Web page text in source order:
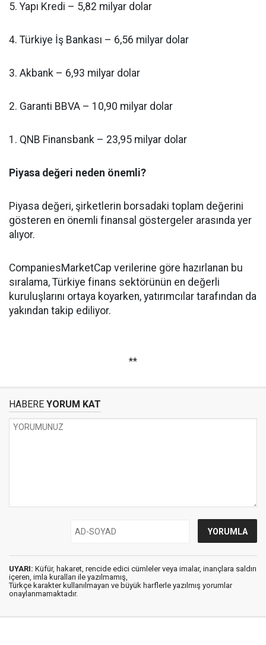
5. Yapı Kredi – 5,82 milyar dolar
4. Türkiye İş Bankası – 6,56 milyar dolar
3. Akbank – 6,93 milyar dolar
2. Garanti BBVA – 10,90 milyar dolar
1. QNB Finansbank – 23,95 milyar dolar
Piyasa değeri neden önemli?
Piyasa değeri, şirketlerin borsadaki toplam değerini
gösteren en önemli finansal göstergeler arasında yer
alıyor.
CompaniesMarketCap verilerine göre hazırlanan bu
sıralama, Türkiye finans sektörünün en değerli
kuruluşlarını ortaya koyarken, yatırımcılar tarafından da
yakından takip ediliyor.
**
HABERE YORUM KAT
UYARI: Küfür, hakaret, rencide edici cümleler veya imalar, inançlara saldırı
içeren, imla kuralları ile yazılmamış,
Türkçe karakter kullanılmayan ve büyük harflerle yazılmış yorumlar
onaylanmamaktadır.